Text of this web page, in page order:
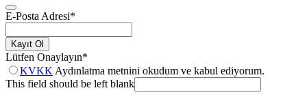
E-Posta Adresi*
Kayıt Ol
Lütfen Onaylayın*
KVKK Aydınlatma metnini okudum ve kabul ediyorum.
This field should be left blank